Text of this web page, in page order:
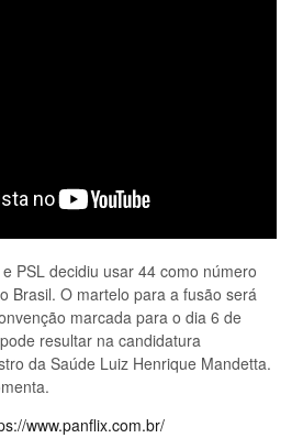
PSL decidiu usar 44 como número
Brasil. O martelo para a fusão será
marcada para o dia 6 de
resultar na candidatura
da Saúde Luiz Henrique Mandetta.
www.panflix.com.br/